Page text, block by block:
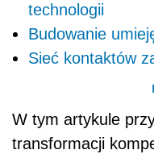
technologii
Budowanie
Sieć kontaktów
W tym artykule
transformacji